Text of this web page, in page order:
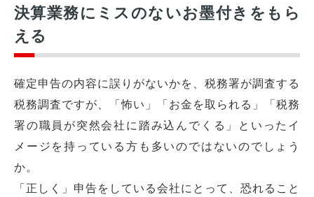
決算業務にミスのないお墨付きをもら
える
確定申告の内容に誤りがないかを、税務署が調査する
税務調査ですが、「怖い」「お金を取られる」「税務
署の職員が突然会社に踏み込んでくる」といったイ
メージを持っている方も多いのではないのでしょう
か。
「正しく」申告をしている会社にとって、恐れること